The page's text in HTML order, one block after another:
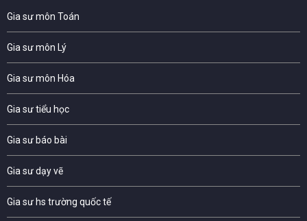
Gia sư môn Toán
Gia sư môn Lý
Gia sư môn Hóa
Gia sư tiểu học
Gia sư báo bài
Gia sư dạy vẽ
Gia sư hs trường quốc tế